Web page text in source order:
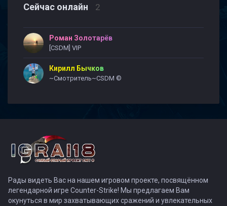
Сейчас онлайн 2
Роман Золотарёв
[CSDM] VIP
Кирилл Бычков
~Смотритель~CSDM ©
Рады видеть Вас на нашем игровом проекте, посвящённом
легендарной игре Counter-Strike! Мы предлагаем Вам
окунуться в мир захватывающих сражений и увлекательных